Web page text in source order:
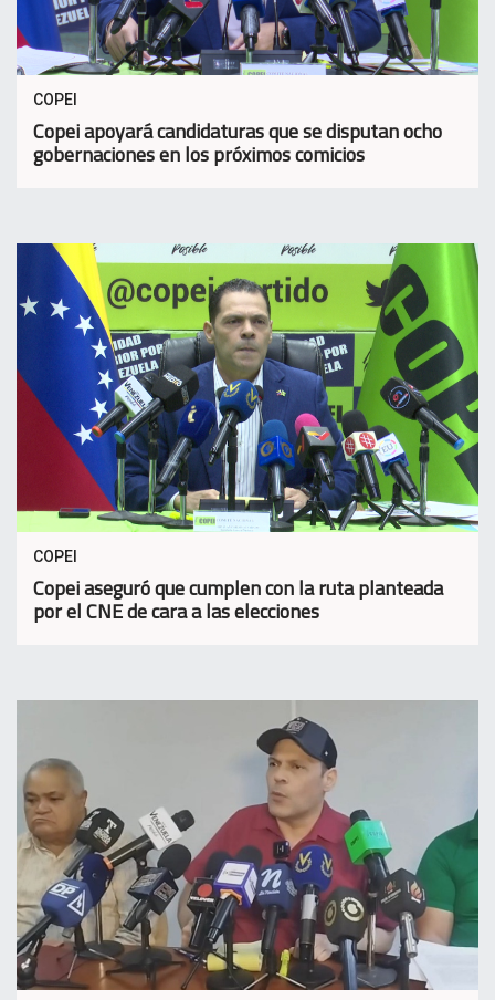
COPEI
Copei apoyará candidaturas que se disputan ocho
gobernaciones en los próximos comicios
COPEI
Copei aseguró que cumplen con la ruta planteada
por el CNE de cara a las elecciones